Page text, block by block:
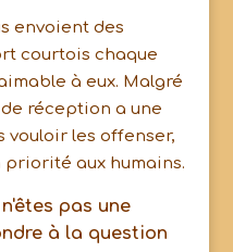
envoient des
courtois chaque
à eux. Malgré
réception a une
vouloir les offenser,
aux humains.
pas une
à la question